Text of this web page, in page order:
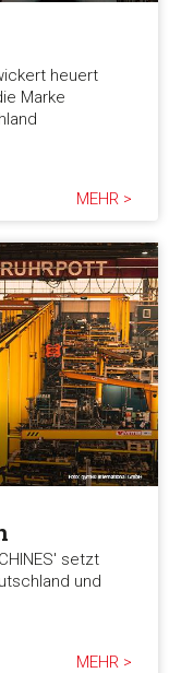
heuert
Marke
MEHR >
setzt
und
MEHR >